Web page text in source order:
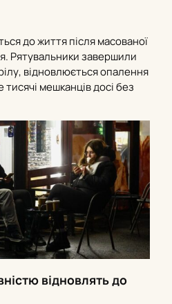
до життя після масованої
Рятувальники завершили
відновлюється опалення
мешканців досі без
відновлять до